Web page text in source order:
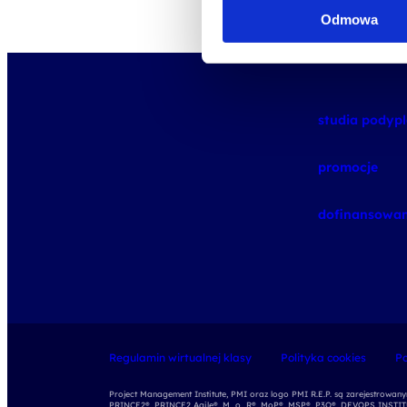
Odmowa
studia
promocje
Regulamin wirtualnej klasy Polityka cookies
Project Management Institute, PMI oraz logo PMI R.E.P. są
PRINCE2®, PRINCE2 Agile®, M_o_R®, MoP®, MSP®, P3O®, DEVOPS